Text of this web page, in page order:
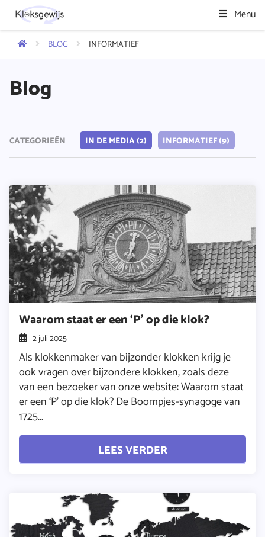
Menu
BLOG INFORMATIEF
Blog
CATEGORIEËN IN DE MEDIA (2) INFORMATIEF (9)
Waarom staat er een ‘P’ op die klok?
2 juli 2025
Als klokkenmaker van bijzonder klokken krijg je
ook vragen over bijzondere klokken, zoals deze
van een bezoeker van onze website: Waarom staat
er een ‘P’ op die klok? De Boompjes-synagoge van
1725...
LEES VERDER